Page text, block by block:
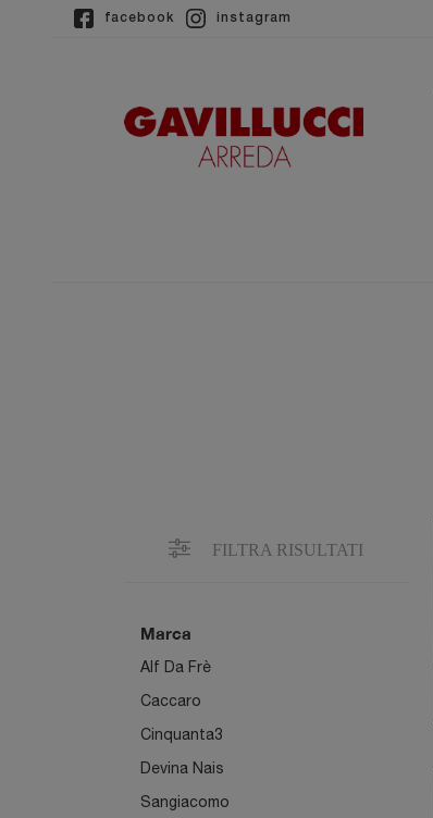
facebook instagram
FILTRA RISULTATI
Marca
Alf Da Frè
Caccaro
Cinquanta3
Devina Nais
Sangiacomo